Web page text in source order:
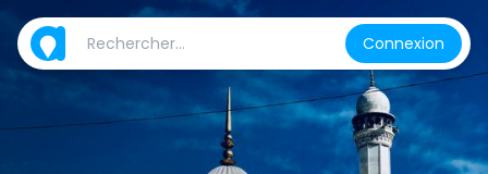
Connexion